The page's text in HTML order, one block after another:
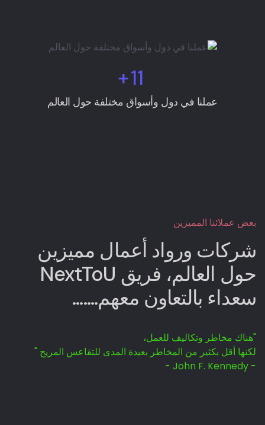
11
+
عملنا في دول وأسواق مختلفة حول العالم
بعض عملائنا المميزين
شركات ورواد أعمال مميزين
حول العالم،
فريق NextToU
سعداء بالتعاون معهم.......
"هناك مخاطر وتكاليف للعمل،
لكنها أقل بكثير من المخاطر بعيدة المدى للتقاعس المريح "
- John F. Kennedy -